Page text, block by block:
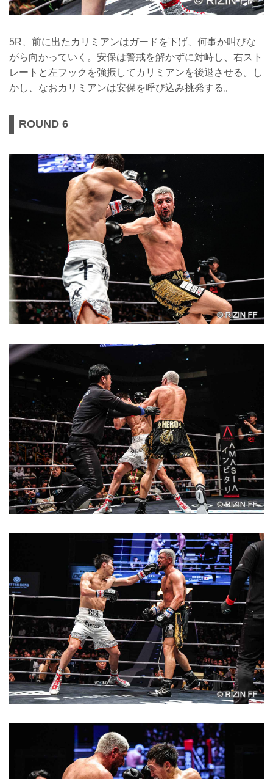
5R、前に出たカリミアンはガードを下げ、何事か叫びな
がら向かっていく。安保は警戒を解かずに対峙し、右スト
レートと左フックを強振してカリミアンを後退させる。し
かし、なおカリミアンは安保を呼び込み挑発する。
ROUND 6